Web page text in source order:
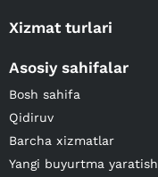
Xizmat turlari
Asosiy sahifalar
Bosh sahifa
Qidiruv
Barcha xizmatlar
Yangi buyurtma yaratish